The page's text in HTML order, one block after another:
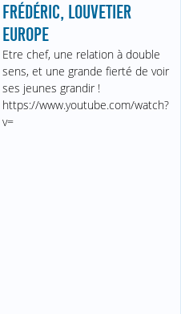
FRÉDÉRIC, LOUVETIER
EUROPE
Etre chef, une relation à double
sens, et une grande fierté de voir
ses jeunes grandir !
https://www.youtube.com/watch?
v=